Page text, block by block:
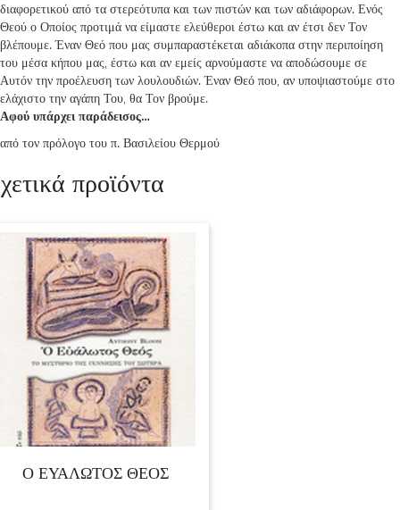
διαφορετικού από τα στερεότυπα και των πιστών και των αδιάφορων. Ενός
Θεού ο Οποίος προτιμά να είμαστε ελεύθεροι έστω και αν έτσι δεν Τον
βλέπουμε. Έναν Θεό που μας συμπαραστέκεται αδιάκοπα στην περιποίηση
του μέσα κήπου μας, έστω και αν εμείς αρνούμαστε να αποδώσουμε σε
Αυτόν την προέλευση των λουλουδιών. Έναν Θεό που, αν υποψιαστούμε στο
ελάχιστο την αγάπη Του, θα Τον βρούμε.
Αφού υπάρχει παράδεισος…
από τον πρόλογο του π. Βασιλείου Θερμού
προϊόντα
Ο ΕΥΑΛΩΤΟΣ ΘΕΟΣ